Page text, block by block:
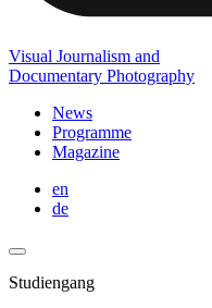
Visual Journalism and
Documentary Photography
News
Programme
Magazine
en
de
Studiengang